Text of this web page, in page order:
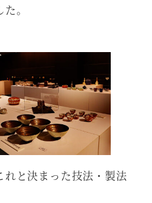
。
れと決まった技法・製法